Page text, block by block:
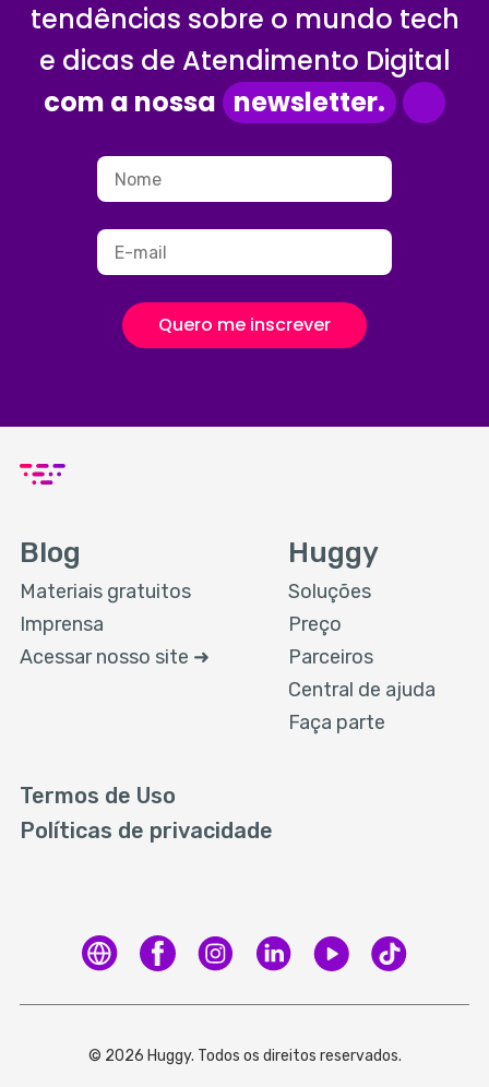
tendências sobre o mundo tech
e dicas de Atendimento Digital
com a nossa newsletter.
Quero me inscrever
Blog
Materiais gratuitos
Imprensa
Acessar nosso site ➜
Huggy
Soluções
Preço
Parceiros
Central de ajuda
Faça parte
Termos de Uso
Políticas de privacidade
© 2026 Huggy. Todos os direitos reservados.